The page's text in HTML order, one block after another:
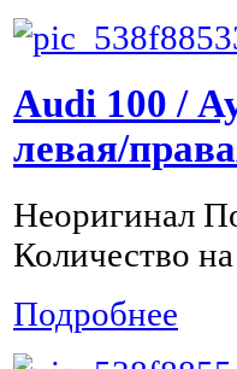
Audi 100 /
левая/
Неоригинал
Количество
Подробнее